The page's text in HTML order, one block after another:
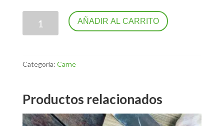
estilo
cuscús
verduras
AÑADIR AL CARRITO
Categoría: Carne
Productos relacionados